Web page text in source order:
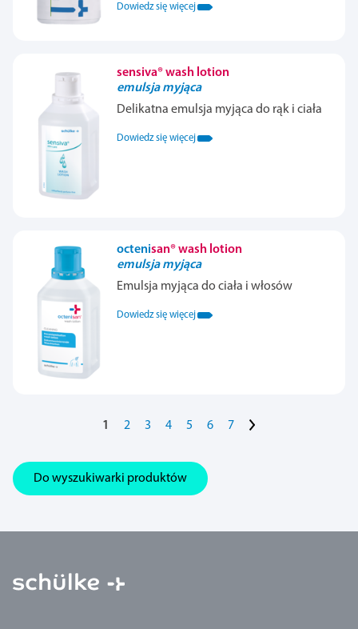
Dowiedz się więcej
sensiva® wash lotion
emulsja myjąca
Delikatna emulsja myjąca do rąk i ciała
Dowiedz się więcej
octenisan® wash lotion
emulsja myjąca
Emulsja myjąca do ciała i włosów
Dowiedz się więcej
1 2 3 4 5 6 7 >
Do wyszukiwarki produktów